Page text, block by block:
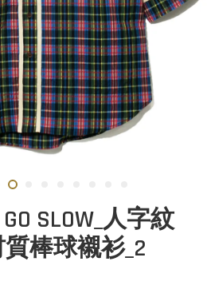
SLOW_人字紋
棒球襯衫_2